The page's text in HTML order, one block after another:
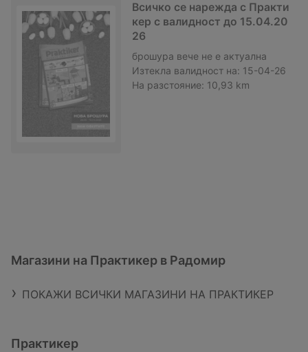
Всичко се нарежда с Практи
кер с валидност до 15.04.20
26
брошура вече не е актуална
Изтекла валидност на: 15-04-26
На разстояние: 10,93 km
Магазини на Практикер в Радомир
ПОКАЖИ ВСИЧКИ МАГАЗИНИ НА ПРАКТИКЕР
Практикер